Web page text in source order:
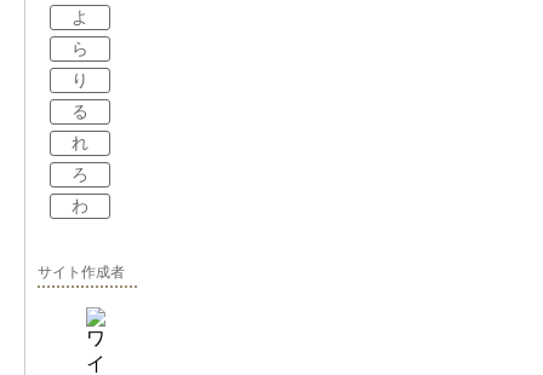
よ
ら
り
る
れ
ろ
わ
サイト作成者